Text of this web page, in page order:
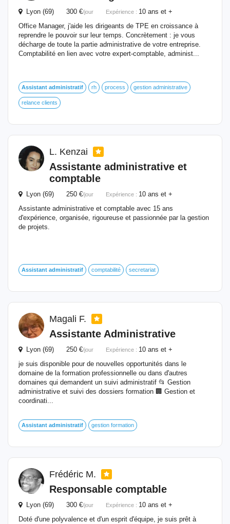
Lyon (69) 300 €/jour Expérience : 10 ans et +
Office Manager, j'aide les dirigeants de TPE en croissance à
reprendre le pouvoir sur leur temps. Concrètement : je vous
décharge de toute la partie administrative de votre entreprise.
Comptabilité en lien avec votre expert-comptable, administ...
Assistant administratif rh process gestion administrative
relance clients
L. Kenzai
Assistante administrative et
comptable
Lyon (69) 250 €/jour Expérience : 10 ans et +
Assistante administrative et comptable avec 15 ans
d'expérience, organisée, rigoureuse et passionnée par la gestion
de projets.
Assistant administratif comptabilité secretariat
Magali F.
Assistante Administrative
Lyon (69) 250 €/jour Expérience : 10 ans et +
je suis disponible pour de nouvelles opportunités dans le
domaine de la formation professionnelle ou dans d'autres
domaines qui demandent un suivi administratif 📂 Gestion
administrative et suivi des dossiers formation 🏢 Gestion et
coordinati...
Assistant administratif gestion formation
Frédéric M.
Responsable comptable
Lyon (69) 300 €/jour Expérience : 10 ans et +
Doté d'une polyvalence et d'un esprit d'équipe, je suis prêt à